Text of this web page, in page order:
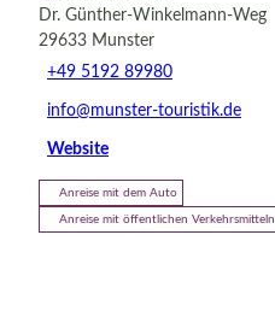
Dr. Günther-Winkelmann-Weg
29633 Munster
+49 5192 89980
info@munster-touristik.de
Website
Anreise mit dem Auto
Anreise mit öffentlichen Verkehrsmitteln